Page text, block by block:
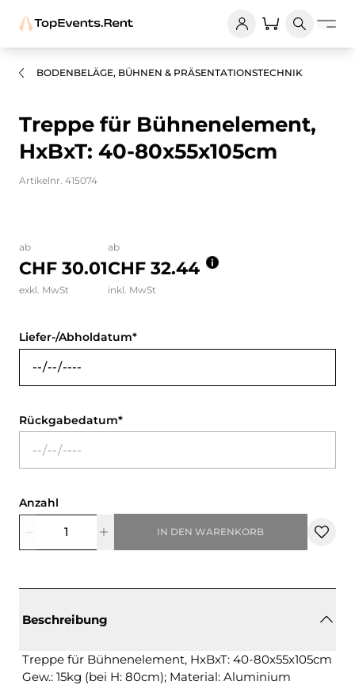
BODENBELÄGE, BÜHNEN & PRÄSENTATIONSTECHNIK
Treppe für Bühnenelement,
HxBxT: 40-80x55x105cm
Artikelnr. 415074
ab
CHF 30.01
exkl. MwSt
ab
CHF 32.44
inkl. MwSt
Liefer-/Abholdatum
Rückgabedatum
Anzahl
IN DEN WARENKORB
Beschreibung
Treppe für Bühnenelement, HxBxT: 40-80x55x105cm
Gew.: 15kg (bei H: 80cm); Material: Aluminium